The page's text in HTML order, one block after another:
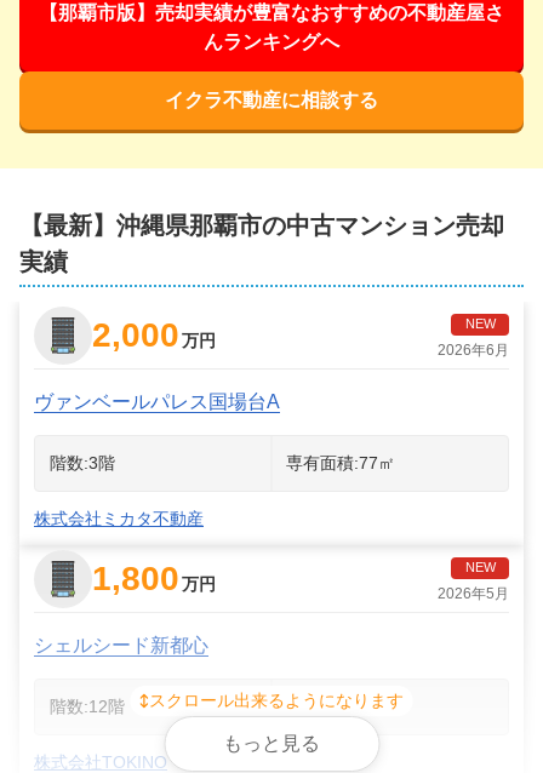
【那覇市版】売却実績が豊富なおすすめの不動産屋さ
んランキングへ
イクラ不動産に相談する
【最新】 沖縄県那覇市の中古マンション売却
実績
NEW
2,000万円 2026年6月
ヴァンベールパレス国場台A
階数:3階 専有面積:77㎡
株式会社ミカタ不動産
NEW
1,800万円 2026年5月
シェルシード新都心
階数:12階 専有面積:31㎡
株式会社TOKINO
スクロール出来るようになります
もっと見る